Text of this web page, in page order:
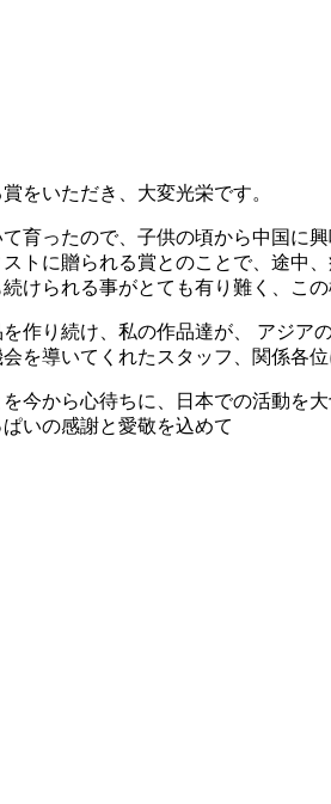
をいただき、大変光栄です。
育ったので、子供の頃から中国に
トに贈られる賞とのことで、途
けられる事がとても有り難く、こ
作り続け、私の作品達が、 アジ
を導いてくれたスタッフ、関係各位
今から心待ちに、日本での活動を
いの感謝と愛敬を込めて